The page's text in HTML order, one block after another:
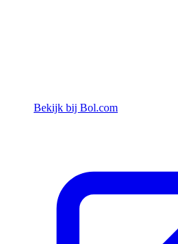
Bekijk bij Bol.com